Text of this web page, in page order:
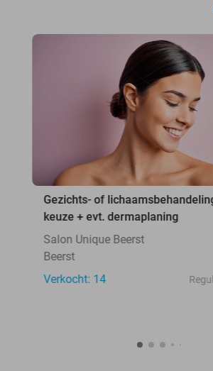
Gezichts- of
keuze + evt. dermaplaning
Salon Unique Beerst
Beerst
Verkocht: 14